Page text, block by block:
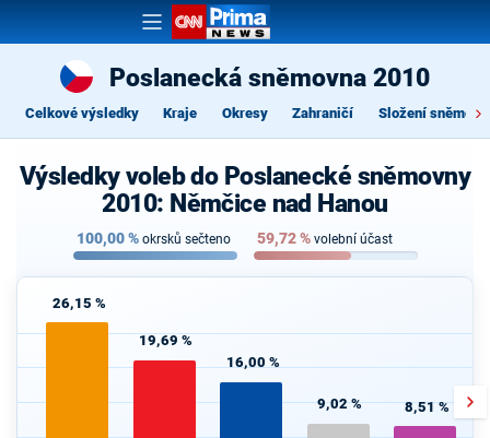
Poslanecká sněmovna 2010
Celkové výsledky Kraje Okresy Zahraničí Složení
Výsledky voleb do Poslanecké sněmovny
2010: Němčice nad Hanou
100,00% okrsků sečteno 59,72% volební účast
26,15 %
19,69 %
16,00 %
9,02 % 8,51 %